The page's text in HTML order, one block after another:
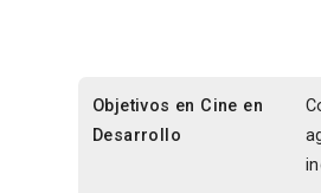
Objetivos en Cine en
Desarrollo